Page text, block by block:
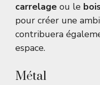
carrelage ou le
pour créer une
contribuera
espace.
Métal